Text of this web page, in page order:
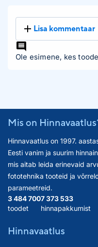
Lisa kommentaar
Ole esimene, kes
Mis on
Hinnavaatlus on 1997.
Eesti vanim ja suurim
mis aitab leida erinevaid
fototehnika tooteid ja
parameetreid.
3 484 700
toodet
7 373 533
hinnapakkumist
Hinnavaatlus